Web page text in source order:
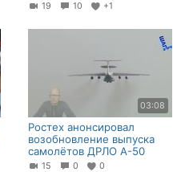
19 10 +1
03:08
Ростех анонсировал
возобновление выпуска
самолётов ДРЛО А-50
15 0 0